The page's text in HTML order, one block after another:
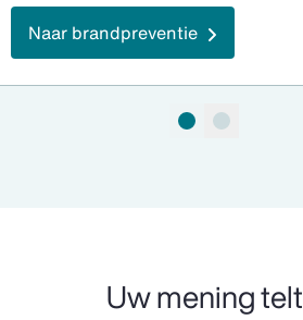
Naar brandpreventie
Uw mening telt